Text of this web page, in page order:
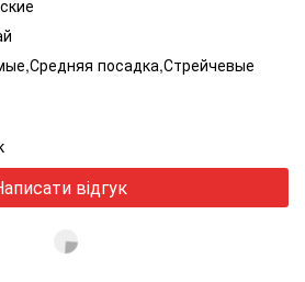
посадка,Стрейчевые
відгук